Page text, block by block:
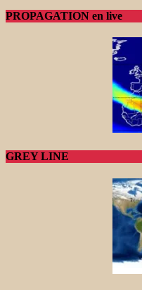
PROPAGATION en live
GREY LINE